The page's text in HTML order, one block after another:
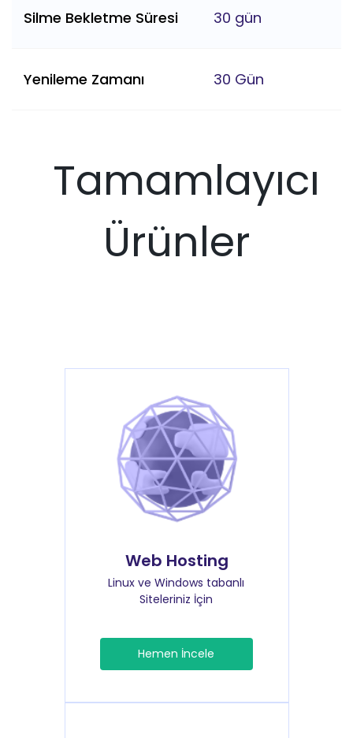
Silme Bekletme Süresi 30 gün
Yenileme Zamanı 30 Gün
Tamamlayıcı
Ürünler
Web Hosting
Linux ve Windows tabanlı
Siteleriniz İçin
Hemen İncele